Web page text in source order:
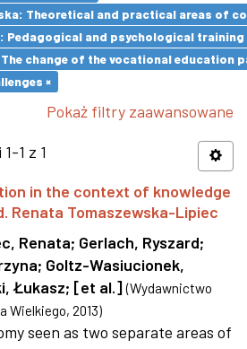
Theoretical and practical areas of
Pedagogical and psychological
change of the vocational education
×
Pokaż filtry zaawansowane
1 z 1
in the context of knowledge
Renata Tomaszewska-Lipiec
Renata; Gerlach, Ryszard;
; Goltz-Wasiucionek,
Łukasz; [et al.] (Wydawnictwo
Wielkiego, 2013)
seen as two separate areas of